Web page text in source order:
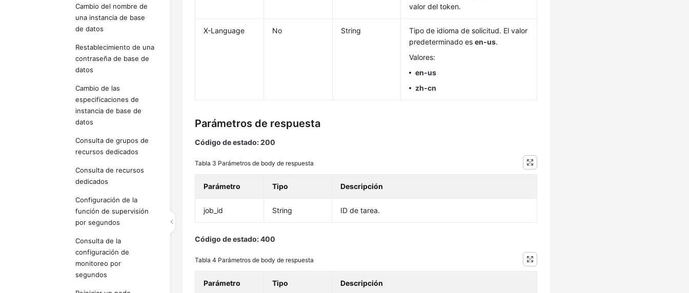
Cambio del nombre de
una instancia de base
de datos
Restablecimiento de una
contraseña de base de
datos
Cambio de las
especificaciones de
instancia de base de
datos
Consulta de grupos de
recursos dedicados
Consulta de recursos
dedicados
Configuración de la
función de supervisión
por segundos
Consulta de la
configuración de
monitoreo por
segundos
valor del token.
X-Language No String
Tipo de idioma de solicitud. El valor
predeterminado esen-us.
Valores:
en-us
zh-cn
Parámetros de respuesta
Código de estado: 200
Tabla 3 Parámetros de body de respuesta
Parámetro Tipo Descripción
job_id String ID de tarea.
Código de estado: 400
Tabla 4 Parámetros de body de respuesta
Parámetro Tipo Descripción